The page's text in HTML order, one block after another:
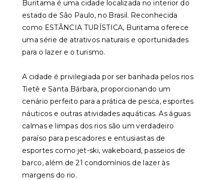
Buritama é uma cidade localizada no interior do
estado de São Paulo, no Brasil. Reconhecida
como ESTÂNCIA TURÍSTICA, Buritama oferece
uma série de atrativos naturais e oportunidades
para o lazer e o turismo.
A cidade é privilegiada por ser banhada pelos rios
Tietê e Santa Bárbara, proporcionando um
cenário perfeito para a prática de pesca, esportes
náuticos e outras atividades aquáticas. As águas
calmas e limpas dos rios são um verdadeiro
paraíso para pescadores e entusiastas de
esportes como jet-ski, wakeboard, passeios de
barco, além de 21 condomínios de lazer às
margens do rio.